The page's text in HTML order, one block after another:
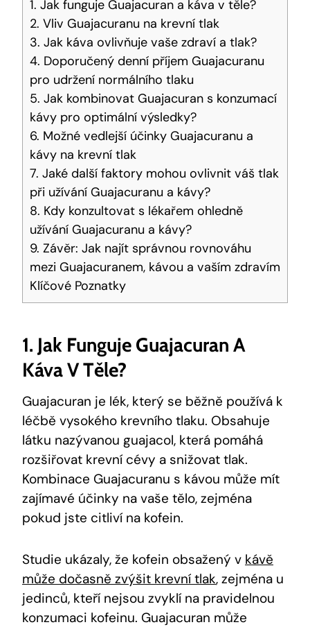
1. Jak funguje Guajacuran a káva v těle?
2. Vliv Guajacuranu na krevní tlak
3. Jak káva ovlivňuje vaše zdraví a tlak?
4. Doporučený denní příjem Guajacuranu
pro udržení normálního tlaku
5. Jak kombinovat Guajacuran s konzumací
kávy pro optimální výsledky?
6. Možné vedlejší účinky Guajacuranu a
kávy na krevní tlak
7. Jaké další faktory mohou ovlivnit váš tlak
při užívání Guajacuranu a kávy?
8. Kdy konzultovat s lékařem ohledně
užívání Guajacuranu a kávy?
9. Závěr: Jak najít správnou rovnováhu
mezi Guajacuranem, kávou a vaším zdravím
Klíčové Poznatky
1. Jak Funguje Guajacuran A
Káva V Těle?
Guajacuran je lék, který se běžně používá k
léčbě vysokého krevního tlaku. Obsahuje
látku nazývanou guajacol, která pomáhá
rozšiřovat krevní cévy a snižovat tlak.
Kombinace Guajacuranu s kávou může mít
zajímavé účinky na vaše tělo, zejména
pokud jste citliví na kofein.
Studie ukázaly, že kofein obsažený v kávě
může dočasně zvýšit krevní tlak, zejména u
jedinců, kteří nejsou zvyklí na pravidelnou
konzumaci kofeinu. Guajacuran může